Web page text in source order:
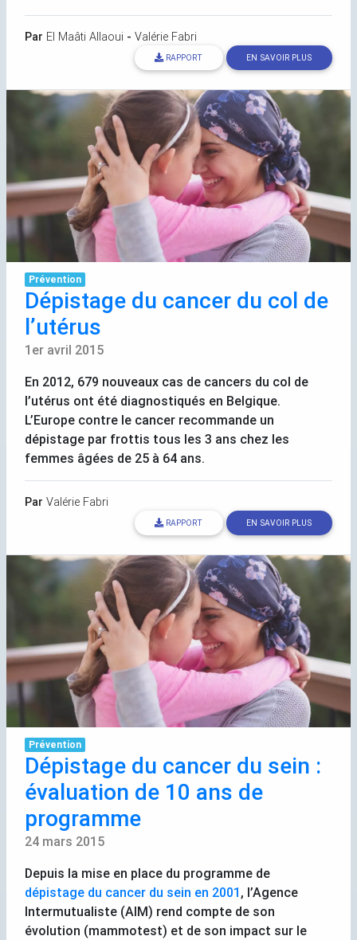
Par El Maâti Allaoui - Valérie Fabri
RAPPORT EN SAVOIR PLUS
Prévention
Dépistage du cancer du col de
l’utérus
1er avril 2015
En 2012, 679 nouveaux cas de cancers du col de
l’utérus ont été diagnostiqués en Belgique.
L’Europe contre le cancer recommande un
dépistage par frottis tous les 3 ans chez les
femmes âgées de 25 à 64 ans.
Par Valérie Fabri
RAPPORT EN SAVOIR PLUS
Prévention
Dépistage du cancer du sein :
évaluation de 10 ans de
programme
24 mars 2015
Depuis la mise en place du programme de
dépistage du cancer du sein en 2001 , l’Agence
Intermutualiste (AIM) rend compte de son
évolution (mammotest) et de son impact sur le